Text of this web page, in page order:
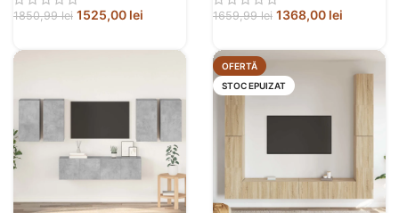
1850,99lei 1525,00 lei 1659,99lei 1368,00 lei
OFERTĂ
STOC EPUIZAT